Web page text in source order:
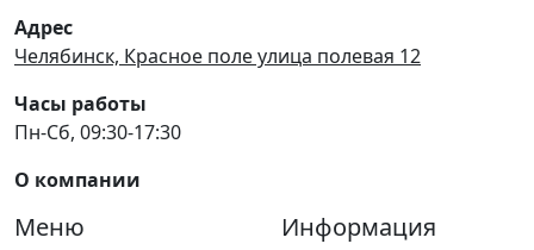
Адрес
Челябинск, Красное поле улица полевая 12
Часы работы
Пн-Сб, 09:30-17:30
О компании
Меню Информация